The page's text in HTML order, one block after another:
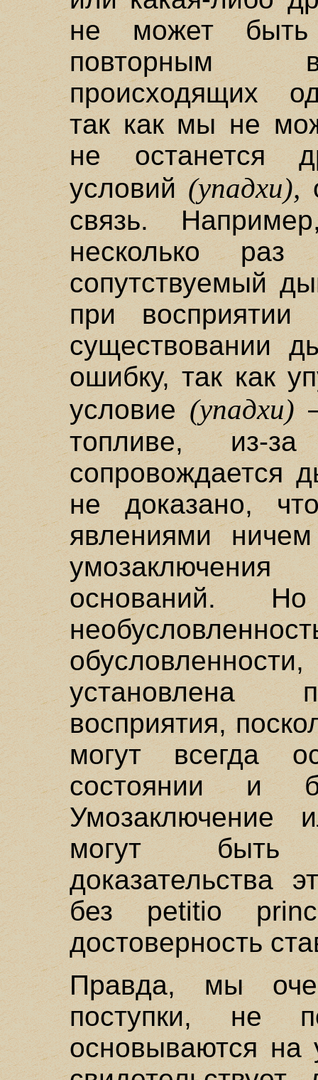
не может быть
повторным
происходящих
так как мы не
не останется
условий (упадхи),
связь.
несколько раз
сопутствуемый
при
существовании
ошибку, так как
условие(упадхи)
топливе, из-
сопровождается
не доказано,
явлениями
оснований.
установлена
восприятия,
могут всегда
состоянии и
Умозаключение
могут быть
доказательства
без petitio
достоверность
Правда, мы
поступки, не
основываются на